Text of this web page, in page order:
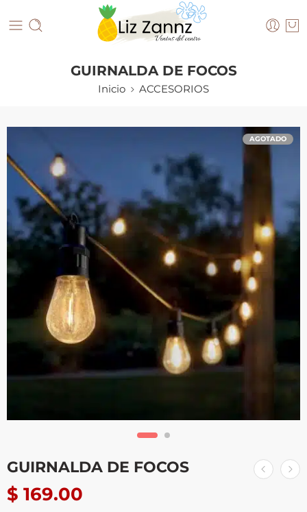
GUIRNALDA DE FOCOS
Inicio ACCESORIOS
AGOTADO
GUIRNALDA DE FOCOS
$ 169.00